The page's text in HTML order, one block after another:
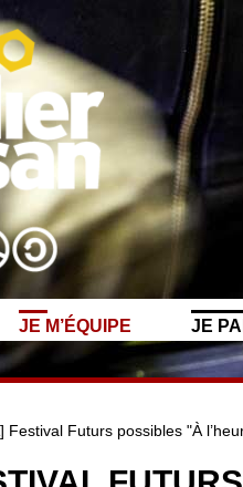
JE M’ÉQUIPE JE
Festival Futurs possibles "À